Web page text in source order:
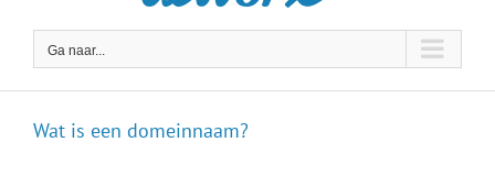
Ga naar...
Wat is een domeinnaam?